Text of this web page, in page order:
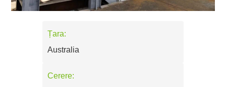
Țara:
Australia
Cerere: